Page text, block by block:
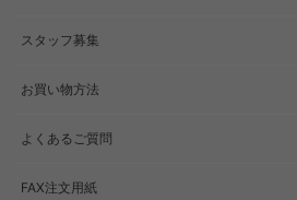
スタッフ募集
お買い物方法
よくあるご質問
FAX注文用紙